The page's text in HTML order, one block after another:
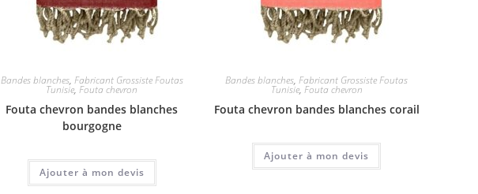
Bandes blanches, Fabricant Grossiste Foutas
Tunisie,Fouta chevron
Fouta chevron bandes blanches
bourgogne
Ajouter à mon devis
Bandes blanches,Fabricant Grossiste Foutas
Tunisie, Fouta chevron
Fouta chevron bandes blanches corail
Ajouter à mon devis